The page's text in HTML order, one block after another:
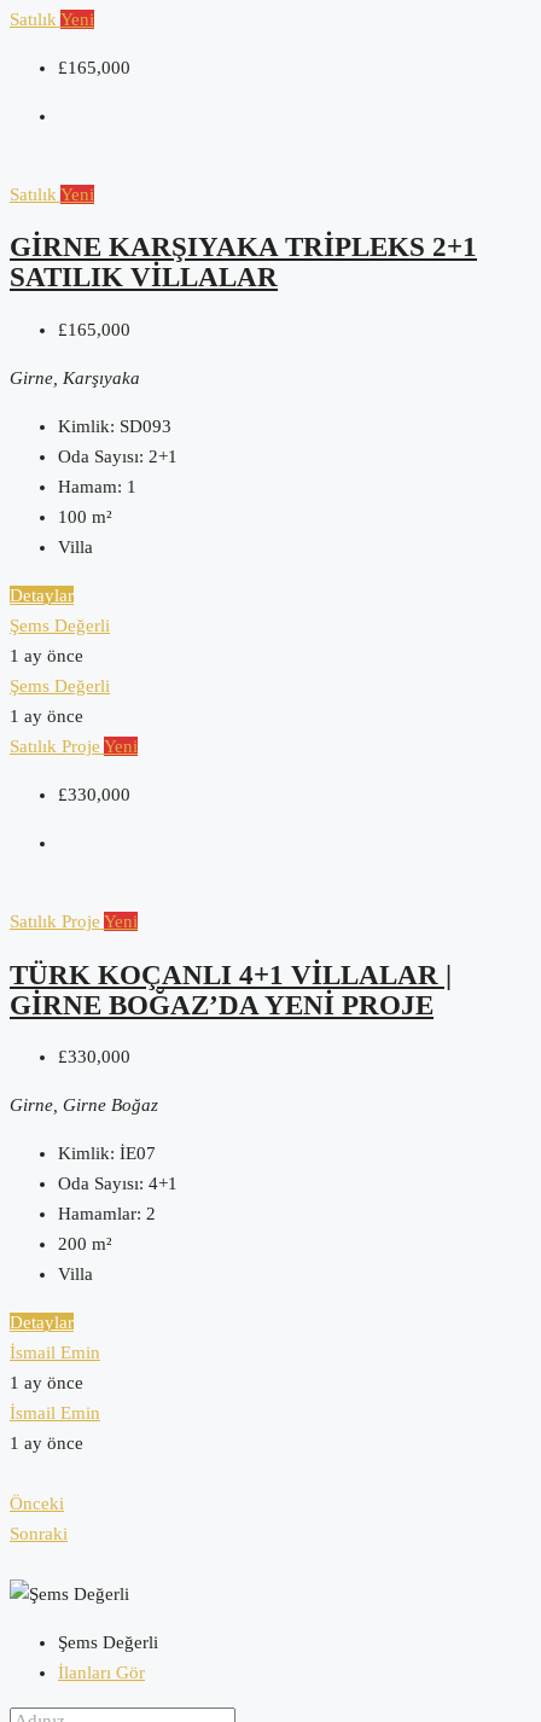
Satılık Yeni
£165,000
Satılık Yeni
GIRNE KARŞIYAKA TRIPLEKS 2+1
SATILIK VILLALAR
£165,000
Girne, Karşıyaka
Kimlik: SD093
Oda Sayısı: 2+1
Hamam: 1
100 m²
Villa
Detaylar
Şems Değerli
1 ay önce
Şems Değerli
1 ay önce
Satılık Proje Yeni
£330,000
Satılık Proje Yeni
TÜRK KOÇANLI 4+1 VILLALAR |
GIRNE BOĞAZ’DA YENI PROJE
£330,000
Girne, Girne Boğaz
Kimlik: İE07
Oda Sayısı: 4+1
Hamamlar: 2
200 m²
Villa
Detaylar
İsmail Emin
1 ay önce
İsmail Emin
1 ay önce
Önceki
Sonraki
Şems Değerli
İlanları Gör